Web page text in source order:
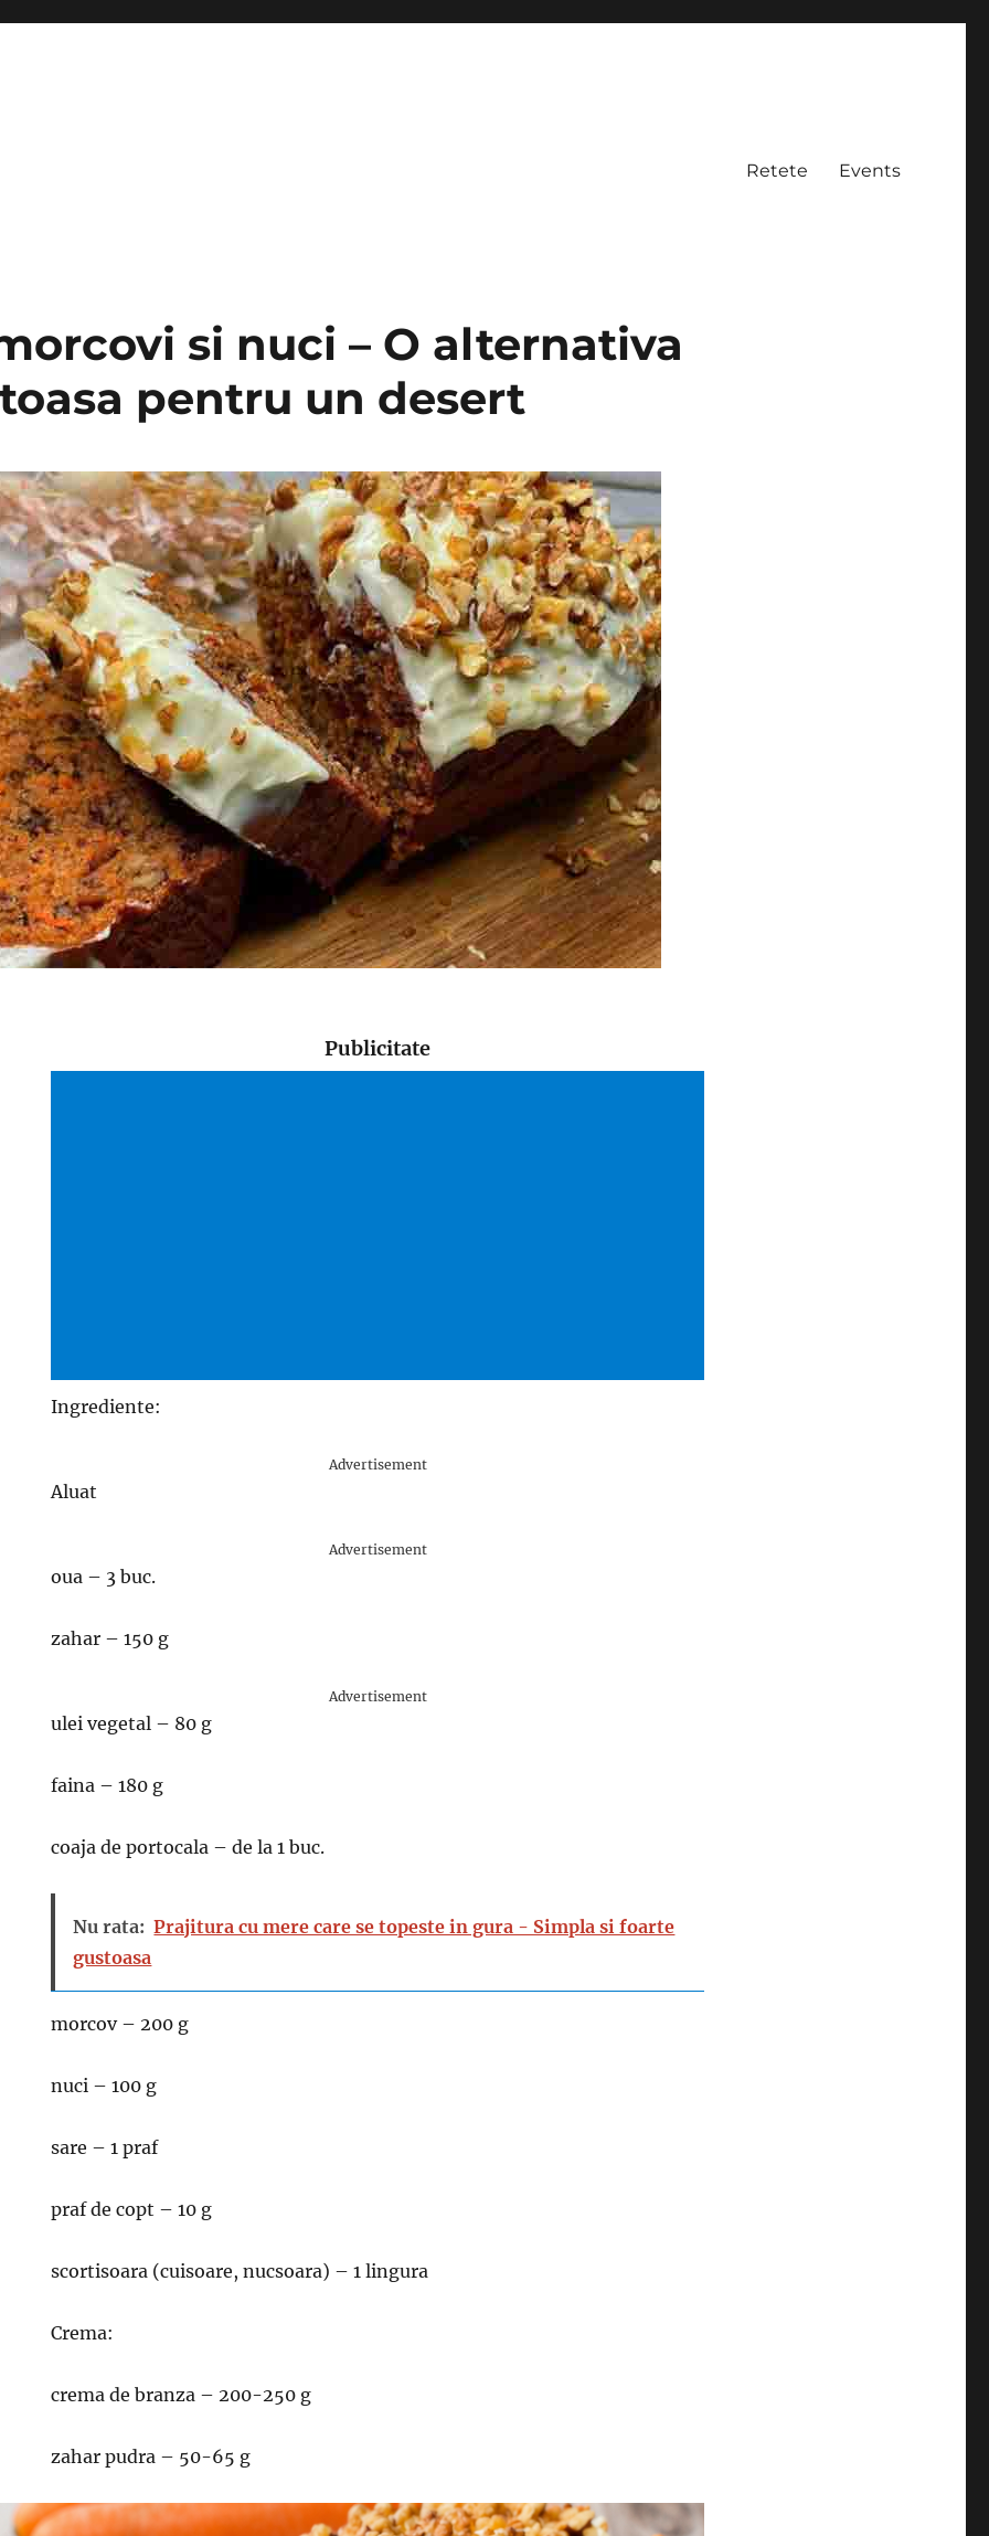
Retete Events
si nuci – O alternativa
pentru un desert
Publicitate
Ingrediente:
Advertisement
Aluat
Advertisement
oua – 3 buc.
zahar – 150 g
Advertisement
ulei vegetal – 80 g
faina – 180 g
coaja de portocala – de la 1 buc.
Nu rata: Prajitura cu mere care se topeste in gura - Simpla si foarte
gustoasa
morcov – 200 g
nuci – 100 g
sare – 1 praf
praf de copt – 10 g
scortisoara (cuisoare, nucsoara) – 1 lingura
Crema:
crema de branza – 200-250 g
zahar pudra – 50-65 g